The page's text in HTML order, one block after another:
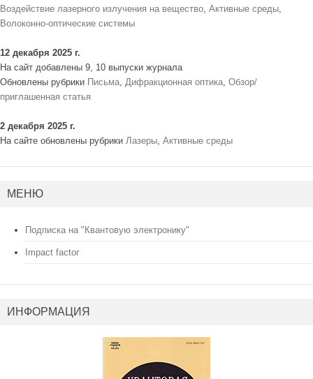
Воздействие лазерного излучения на вещество, Активные среды,
Волоконно-оптические системы
12 декабря 2025 г.
На сайт добавлены 9, 10 выпуски журнала
Обновлены рубрики Письма, Дифракционная оптика, Обзор/
приглашенная статья
2 декабря 2025 г.
На сайте обновлены рубрики Лазеры, Активные среды
МЕНЮ
Подписка на "Квантовую электронику"
Impact factor
ИНФОРМАЦИЯ